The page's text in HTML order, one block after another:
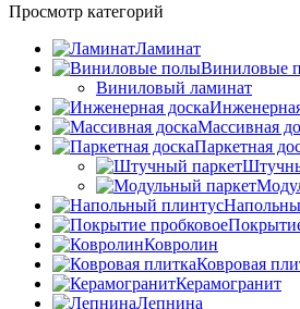
Просмотр категорий
Ламинат
Виниловые
Виниловый ламинат
Массивная
Паркетная
Ковролин
Ковровая
Керамогранит
Лепнина